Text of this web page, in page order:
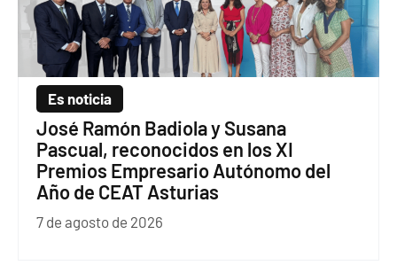
Es noticia
José Ramón Badiola y Susana
Pascual, reconocidos en los XI
Premios Empresario Autónomo del
Año de CEAT Asturias
7 de agosto de 2026